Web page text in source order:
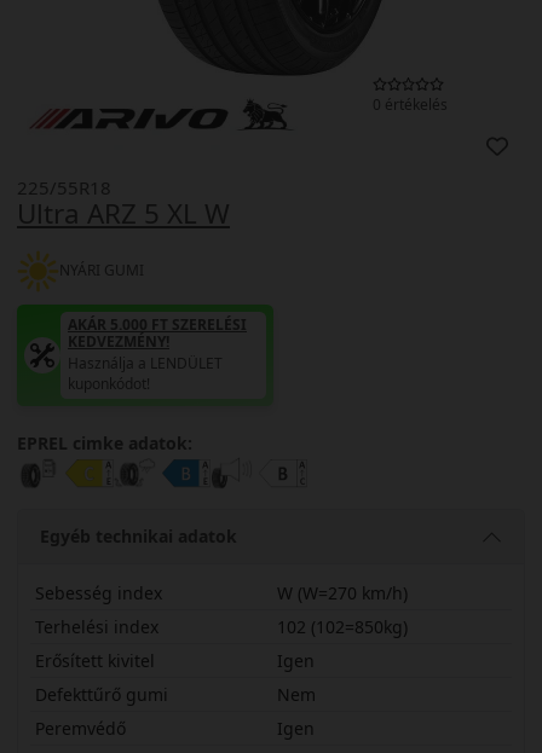
0 értékelés
Ultra ARZ 5 XL W
225/55R18
NYÁRI GUMI
AKÁR 5.000 FT SZERELÉSI
KEDVEZMÉNY!
Használja a LENDÜLET
kuponkódot!
EPREL cimke adatok:
Egyéb technikai adatok
Sebesség index
W (W=270 km/h)
Terhelési index
102 (102=850kg)
Erősített kivitel
Igen
Defekttűrő gumi
Nem
Peremvédő
Igen